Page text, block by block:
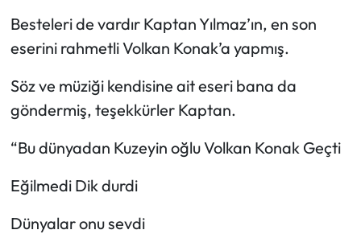
Besteleri de vardır Kaptan Yılmaz’ın, en son
eserini rahmetli Volkan Konak’a yapmış.
Söz ve müziği kendisine ait eseri bana da
göndermiş, teşekkürler Kaptan.
“Bu dünyadan Kuzeyin oğlu Volkan Konak Geçti
Eğilmedi Dik durdi
Dünyalar onu sevdi